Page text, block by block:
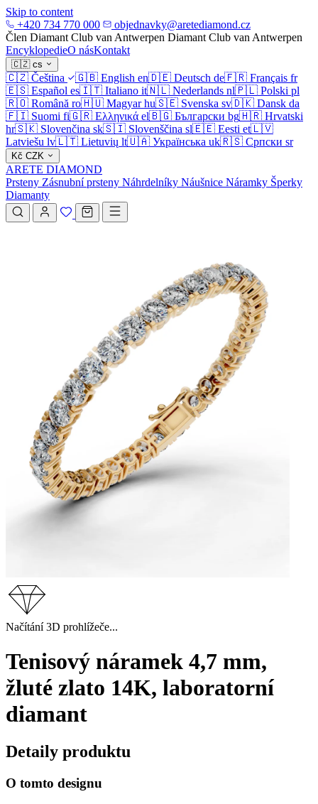
Skip to content
+420 734 770 000
objednavky@aretediamond.cz
Člen Diamant Club van Antwerpen Diamant Club van Antwerpen
EncyklopedieO násKontakt
🇨🇿 cs
🇨🇿 Čeština 🇬🇧 English en🇩🇪 Deutsch de🇫🇷 Français fr
🇪🇸 Español es🇮🇹 Italiano it🇳🇱 Nederlands nl🇵🇱 Polski pl
🇷🇴 Română ro🇭🇺 Magyar hu🇸🇪 Svenska sv🇩🇰 Dansk da
🇫🇮 Suomi fi🇬🇷 Ελληνικά el🇧🇬 Български bg🇭🇷 Hrvatski
hr🇸🇰 Slovenčina sk🇸🇮 Slovenščina sl🇪🇪 Eesti et🇱🇻
Latviešu lv🇱🇹 Lietuvių lt🇺🇦 Українська uk🇷🇸 Српски sr
Kč CZK
ARETE DIAMOND
Prsteny Zásnubní prsteny Náhrdelníky Náušnice Náramky Šperky
Diamanty
Načítání 3D prohlížeče...
Tenisový náramek 4,7 mm,
žluté zlato 14K, laboratorní
diamant
Detaily produktu
O tomto designu